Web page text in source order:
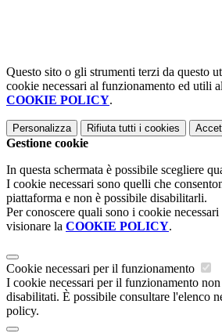
Questo sito o gli strumenti terzi da questo
cookie necessari al funzionamento ed utili
COOKIE POLICY.
Personalizza Rifiuta tutti i cookies
Gestione cookie
In questa schermata è possibile scegliere
I cookie necessari sono quelli che
piattaforma e non è possibile disabilitarli.
Per conoscere quali sono i cookie
visionare la COOKIE POLICY.
Cookie necessari per il funzionamento
I cookie necessari per il funzionamento non
disabilitati. È possibile consultare l'elenco
policy.